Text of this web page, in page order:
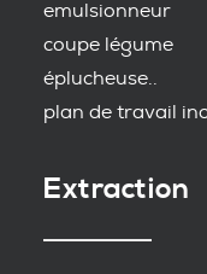
emulsionneur
coupe légume
éplucheuse..
plan de travail
Extraction